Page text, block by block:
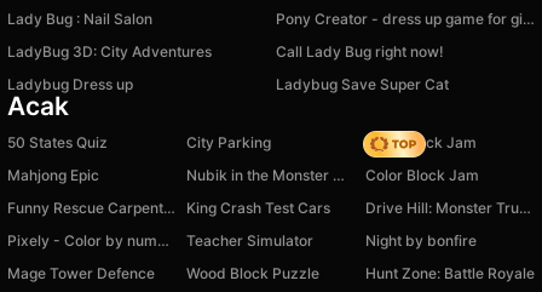
Lady Bug : Nail Salon
Pony Creator - dress up game for girls
LadyBug 3D: City Adventures
Call Lady Bug right now!
Ladybug Dress up
Ladybug Save Super Cat
Acak
50 States Quiz City Parking
Slide Block Jam
Mahjong Epic
Nubik in the Monster World
Color Block Jam
Funny Rescue Carpenter
King Crash Test Cars
Drive Hill: Monster Trucks
Pixely - Color by number
Teacher Simulator
Night by bonfire
Mage Tower Defence
Wood Block Puzzle Hunt Zone: Battle Royale